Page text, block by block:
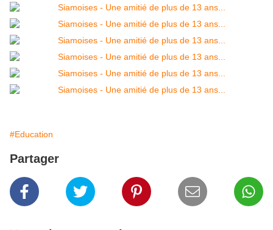
#Education
Partager